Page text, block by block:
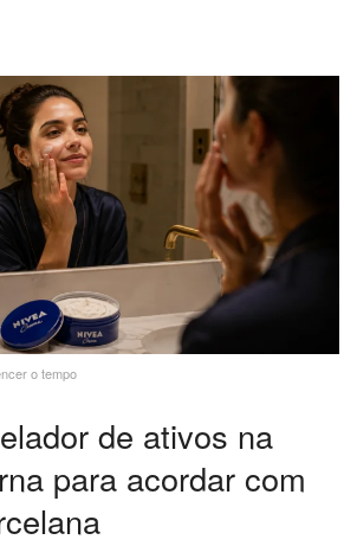
o tempo
de ativos na
para acordar com